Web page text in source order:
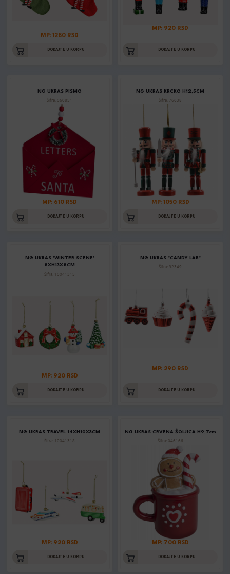
MP: 1280 RSD
DODAJTE U KORPU
MP: 920 RSD
DODAJTE U KORPU
NG UKRAS PISMO
Šifra: 060851
MP: 610 RSD
DODAJTE U KORPU
NG UKRAS KRCKO H12,5CM
Šifra: 76638
MP: 1050 RSD
DODAJTE U KORPU
NG UKRAS 'WINTER SCENE'
8XH13X8CM
Šifra: 10041315
MP: 920 RSD
DODAJTE U KORPU
NG UKRAS "CANDY LAB"
Šifra: 92349
MP: 290 RSD
DODAJTE U KORPU
NG UKRAS TRAVEL 14XH10X3CM
Šifra: 10041318
MP: 920 RSD
DODAJTE U KORPU
NG UKRAS CRVENA ŠOLJICA H9,7cm
Šifra: 046166
MP: 700 RSD
DODAJTE U KORPU